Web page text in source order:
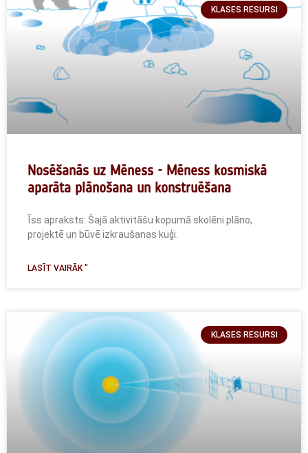
KLASES RESURSI
Nosēšanās uz Mēness - Mēness kosmiskā
aparāta plānošana un konstruēšana
Īss apraksts: Šajā aktivitāšu kopumā skolēni plāno,
projektē un būvē izkraušanas kuģi.
LASĪT VAIRĀK "
KLASES RESURSI